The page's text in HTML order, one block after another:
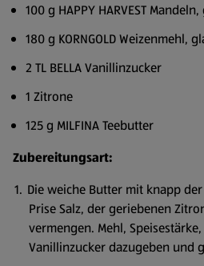
100 g HAPPY HARVEST
180 g KORNGOLD Weizenmehl,
2 TL BELLA Vanillinzucker
1 Zitrone
125 g MILFINA Teebutter
Zubereitungsart:
Die weiche Butter mit knapp
Prise Salz, der geriebenen
vermengen. Mehl,
Vanillinzucker dazugeben und